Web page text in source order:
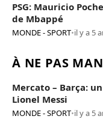
PSG: Mauricio
de Mbappé
MONDE - SPORT•il y a 5
À NE PAS
Mercato – Barça:
Lionel Messi
MONDE - SPORT•il y a 5